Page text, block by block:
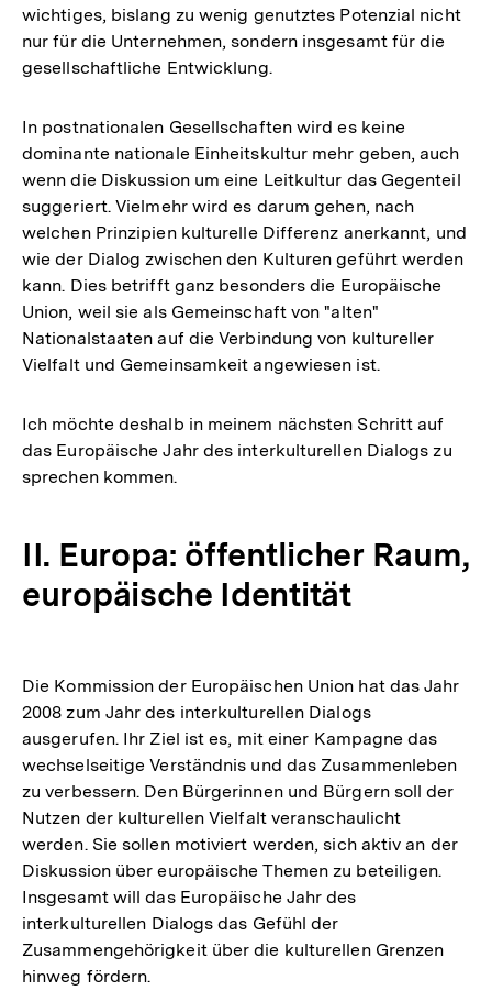
wichtiges, bislang zu wenig genutztes Potenzial nicht
nur für die Unternehmen, sondern insgesamt für die
gesellschaftliche Entwicklung.
In postnationalen Gesellschaften wird es keine
dominante nationale Einheitskultur mehr geben, auch
wenn die Diskussion um eine Leitkultur das Gegenteil
suggeriert. Vielmehr wird es darum gehen, nach
welchen Prinzipien kulturelle Differenz anerkannt, und
wie der Dialog zwischen den Kulturen geführt werden
kann. Dies betrifft ganz besonders die Europäische
Union, weil sie als Gemeinschaft von "alten"
Nationalstaaten auf die Verbindung von kultureller
Vielfalt und Gemeinsamkeit angewiesen ist.
Ich möchte deshalb in meinem nächsten Schritt auf
das Europäische Jahr des interkulturellen Dialogs zu
sprechen kommen.
II. Europa: öffentlicher Raum,
europäische Identität
Die Kommission der Europäischen Union hat das Jahr
2008 zum Jahr des interkulturellen Dialogs
ausgerufen. Ihr Ziel ist es, mit einer Kampagne das
wechselseitige Verständnis und das Zusammenleben
zu verbessern. Den Bürgerinnen und Bürgern soll der
Nutzen der kulturellen Vielfalt veranschaulicht
werden. Sie sollen motiviert werden, sich aktiv an der
Diskussion über europäische Themen zu beteiligen.
Insgesamt will das Europäische Jahr des
interkulturellen Dialogs das Gefühl der
Zusammengehörigkeit über die kulturellen Grenzen
hinweg fördern.